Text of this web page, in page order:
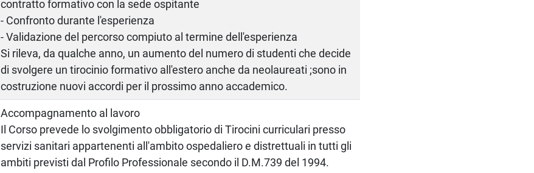
contratto formativo con la sede ospitante
- Confronto durante l'esperienza
- Validazione del percorso compiuto al termine dell'esperienza
Si rileva, da qualche anno, un aumento del numero di studenti che decide
di svolgere un tirocinio formativo all'estero anche da neolaureati ;sono in
costruzione nuovi accordi per il prossimo anno accademico.
Accompagnamento al lavoro
Il Corso prevede lo svolgimento obbligatorio di Tirocini curriculari presso
servizi sanitari appartenenti all'ambito ospedaliero e distrettuali in tutti gli
ambiti previsti dal Profilo Professionale secondo il D.M.739 del 1994.